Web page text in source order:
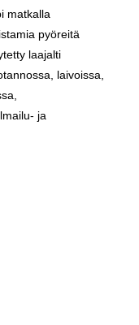
matkalla
pyöreitä
laajalti
laivoissa,
ja